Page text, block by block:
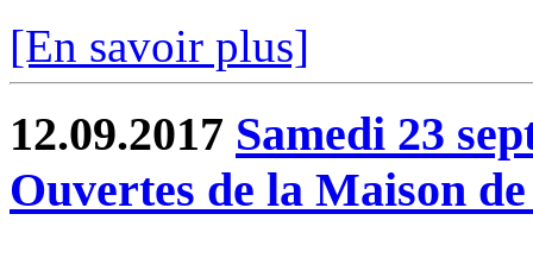
[En savoir plus]
12.09.2017 Samedi 23
Ouvertes de la Maison